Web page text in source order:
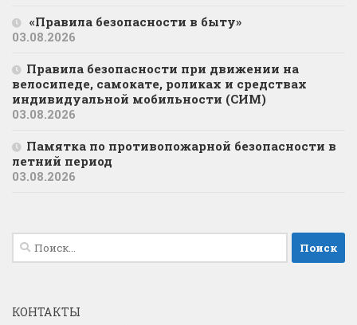
«Правила безопасности в быту»
03.08.2026
Правила безопасности при движении на
велосипеде, самокате, роликах и средствах
индивидуальной мобильности (СИМ)
03.08.2026
Памятка по противопожарной безопасности в
летний период
03.08.2026
Найти:
КОНТАКТЫ